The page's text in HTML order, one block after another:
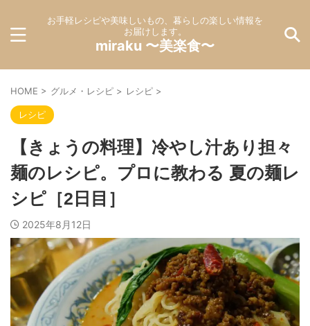
お手軽レシピや美味しいもの、暮らしの楽しい情報を
お届けします。
miraku 〜美楽食〜
HOME > グルメ・レシピ > レシピ >
レシピ
【きょうの料理】冷やし汁あり担々
麺のレシピ。プロに教わる 夏の麺レ
シピ［2日目］
2025年8月12日